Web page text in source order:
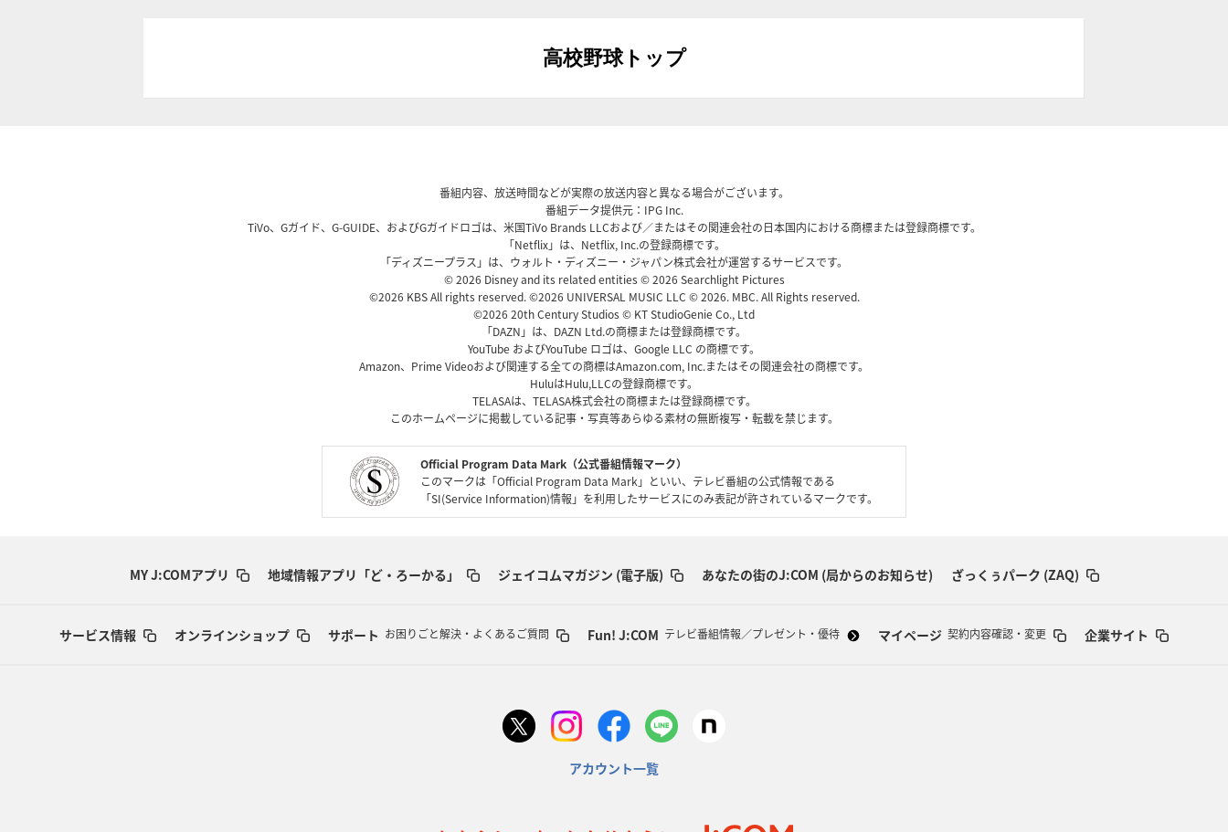
高校野球トップ
番組内容、放送時間などが実際の放送内容と異なる場合がございます。
番組データ提供元：IPG Inc.
TiVo、Gガイド、G-GUIDE、およびGガイドロゴは、米国TiVo Brands LLCおよび／またはその関連会社の日本国内における商標または登録商標です。
「Netflix」は、Netflix, Inc.の登録商標です。
「ディズニープラス」は、ウォルト・ディズニー・ジャパン株式会社が運営するサービスです。
© 2026 Disney and its related entities © 2026 Searchlight Pictures
©2026 KBS All rights reserved. ©2026 UNIVERSAL MUSIC LLC © 2026. MBC. All Rights reserved.
©2026 20th Century Studios © KT StudioGenie Co., Ltd
「DAZN」は、DAZN Ltd.の商標または登録商標です。
YouTube およびYouTube ロゴは、Google LLC の商標です。
Amazon、Prime Videoおよび関連する全ての商標はAmazon.com, Inc.またはその関連会社の商標です。
HuluはHulu,LLCの登録商標です。
TELASAは、TELASA株式会社の商標または登録商標です。
このホームページに掲載している記事・写真等あらゆる素材の無断複写・転載を禁じます。
Official Program Data Mark（公式番組情報マーク）
このマークは「Official Program Data Mark」といい、テレビ番組の公式情報である
「SI(Service Information)情報」を利用したサービスにのみ表記が許されているマークです。
MY J:COMアプリ 地域情報アプリ「ど・ろーかる」 ジェイコムマガジン (電子版) あなたの街のJ:COM (局からのお知らせ) ざっくぅパーク (ZAQ)
サービス情報 オンラインショップ サポート お困りごと解決・よくあるご質問 Fun! J:COM テレビ番組情報／プレゼント・優待 マイページ 契約内容確認・変更 企業サイト
アカウント一覧